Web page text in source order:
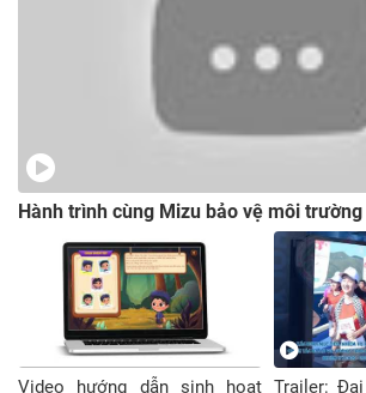
Hành trình cùng Mizu bảo vệ môi
Video hướng dẫn sinh hoạt Trailer: